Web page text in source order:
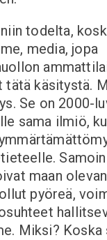
todelta,
media, jopa
tätä käsitystä.
Se on 2000-
sama ilmiö,
maan
pyöreä,
Miksi? Koska